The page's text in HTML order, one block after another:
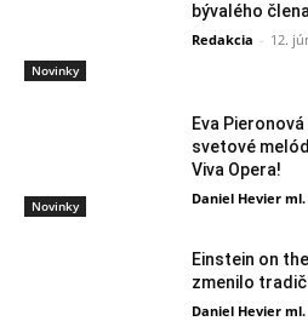
Novinky
bývalého
Redakcia - 12.
Novinky
Eva
svetové
Viva Opera!
Daniel Hevier ml.
Einstein on
zmenilo
Daniel Hevier ml.